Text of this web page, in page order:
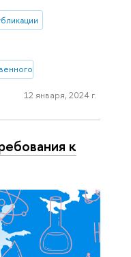
интеллекта
12 января, 2024 г.
к